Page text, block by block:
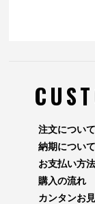
注文について
納期について
お支払い方法
購入の流れ
カンタンお